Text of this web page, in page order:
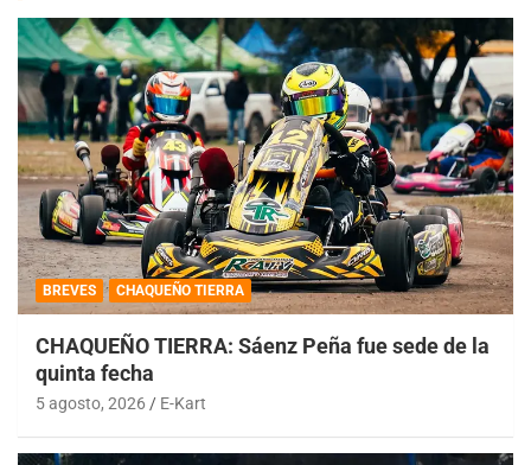
BREVES CHAQUEÑO TIERRA
CHAQUEÑO TIERRA: Sáenz Peña fue sede de la
quinta fecha
5 agosto, 2026 E-Kart